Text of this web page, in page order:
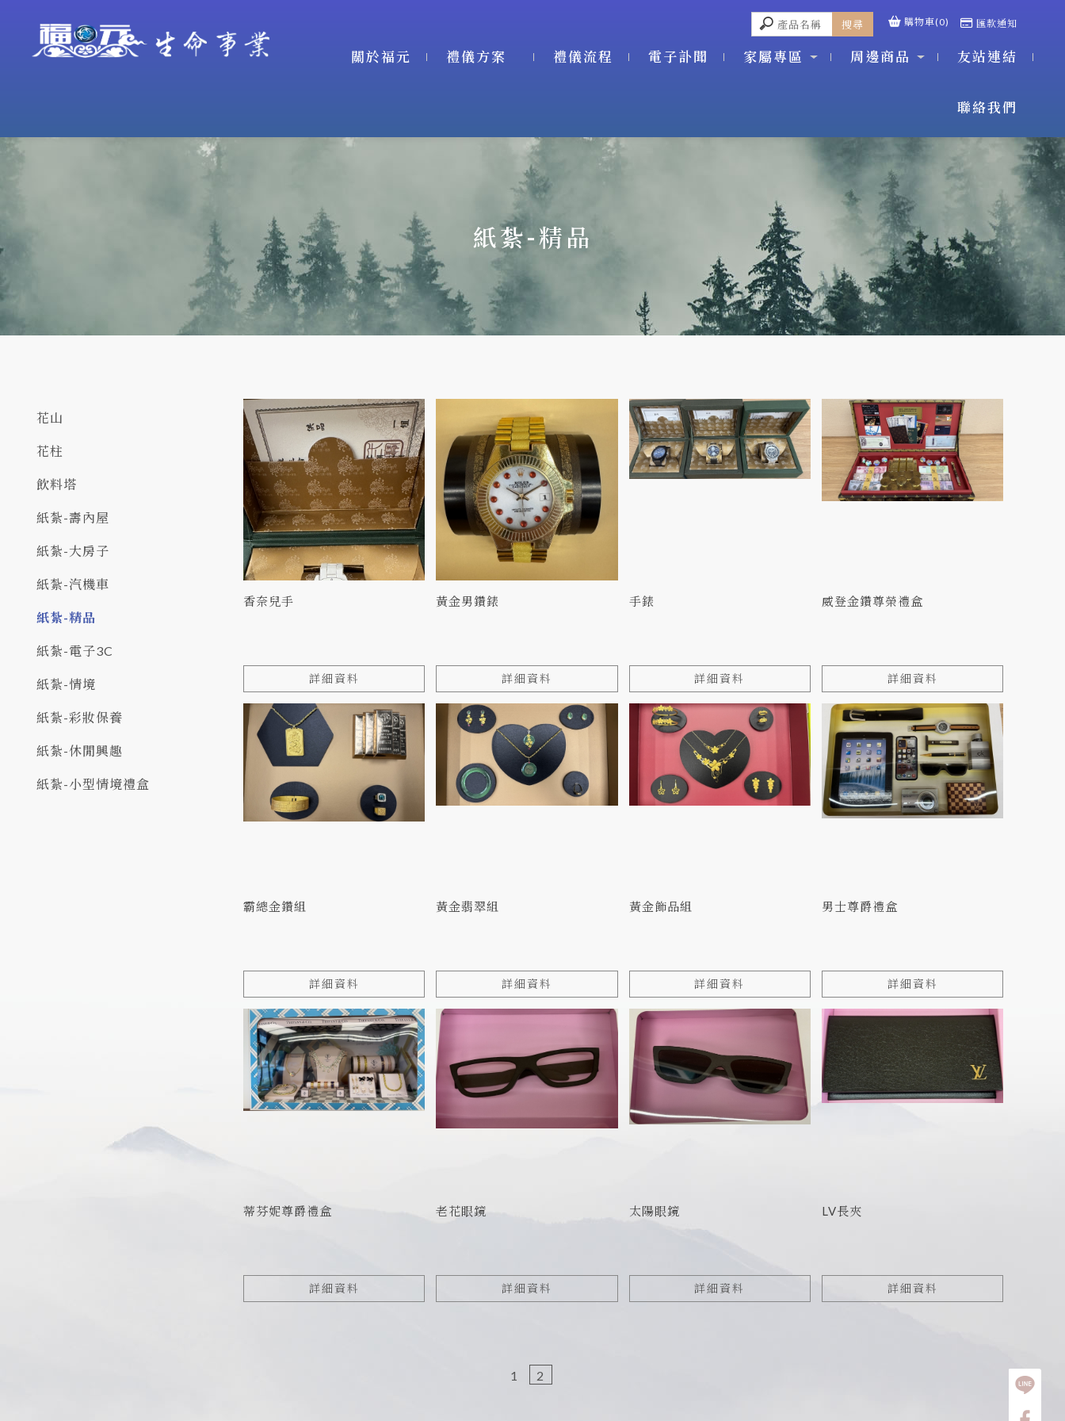
購物車(0) 匯款通知
關於福元 禮儀方案 禮儀流程 電子訃聞 家屬專區 周邊商品 友站連結
聯絡我們
紙紮-精品
花山
花柱
飲料塔
紙紮-壽內屋
紙紮-大房子
紙紮-汽機車
紙紮-精品
紙紮-電子3C
紙紮-情境
紙紮-彩妝保養
紙紮-休閒興趣
紙紮-小型情境禮盒
香奈兒手
詳細資料
黃金男鑽錶
詳細資料
手錶
詳細資料
威登金鑽尊榮禮盒
詳細資料
霸總金鑽組
詳細資料
黃金翡翠組
詳細資料
黃金飾品組
詳細資料
男士尊爵禮盒
詳細資料
蒂芬妮尊爵禮盒
詳細資料
老花眼鏡
詳細資料
太陽眼鏡
詳細資料
LV長夾
詳細資料
1 2